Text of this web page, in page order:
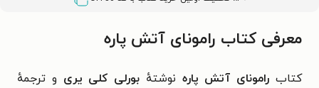
معرفی کتاب رامونای آتش پاره
کتاب رامونای آتش پاره نوشتهٔ بورلی کلی یری و ترجمهٔ